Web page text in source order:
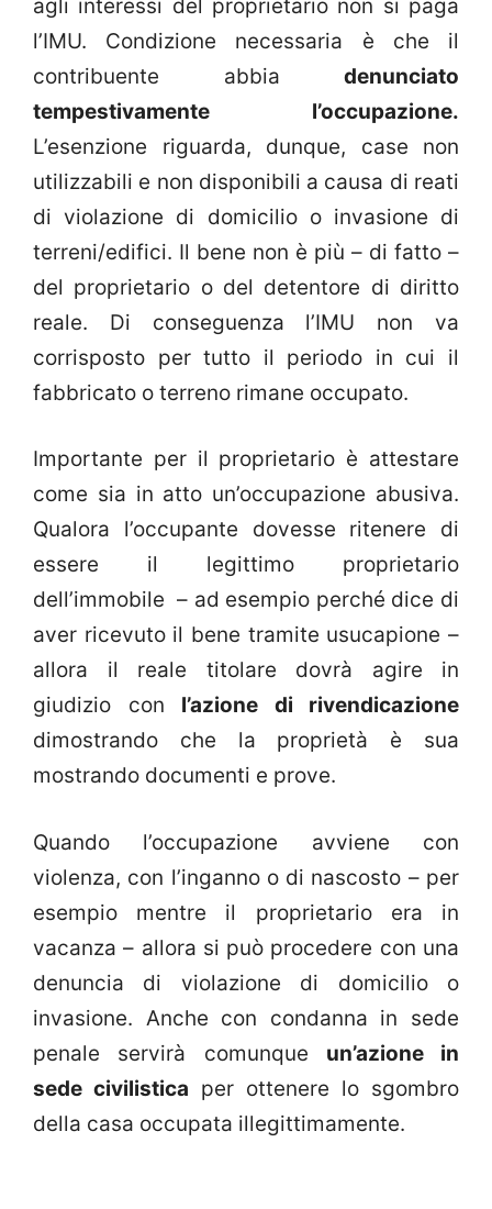
agli interessi del proprietario non si paga
l’IMU. Condizione necessaria è che il
contribuente abbia denunciato
tempestivamente l’occupazione.
L’esenzione riguarda, dunque, case non
utilizzabili e non disponibili a causa di reati
di violazione di domicilio o invasione di
terreni/edifici. Il bene non è più – di fatto –
del proprietario o del detentore di diritto
reale. Di conseguenza l’IMU non va
corrisposto per tutto il periodo in cui il
fabbricato o terreno rimane occupato.
Importante per il proprietario è attestare
come sia in atto un’occupazione abusiva.
Qualora l’occupante dovesse ritenere di
essere il legittimo proprietario
dell’immobile – ad esempio perché dice di
aver ricevuto il bene tramite usucapione –
allora il reale titolare dovrà agire in
giudizio con l’azione di rivendicazione
dimostrando che la proprietà è sua
mostrando documenti e prove.
Quando l’occupazione avviene con
violenza, con l’inganno o di nascosto – per
esempio mentre il proprietario era in
vacanza – allora si può procedere con una
denuncia di violazione di domicilio o
invasione. Anche con condanna in sede
penale servirà comunque un’azione in
sede civilistica per ottenere lo sgombro
della casa occupata illegittimamente.